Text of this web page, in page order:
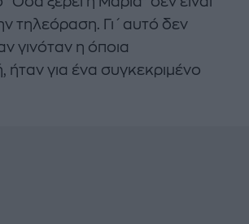
τηλεόραση. Γι΄ αυτό δεν
γινόταν η όποια
για ένα συγκεκριμένο